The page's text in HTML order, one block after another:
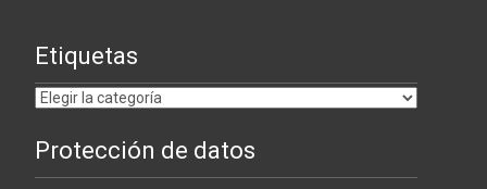
Etiquetas
Etiquetas
Protección de datos